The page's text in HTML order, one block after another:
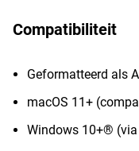
Compatibiliteit
Geformatteerd als
macOS 11+
Windows 10+®